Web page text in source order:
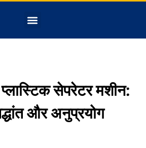
सेपरेटर मशीन:
और अनुप्रयोग